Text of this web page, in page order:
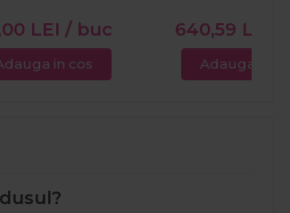
LEI / buc
in cos
640,59 LEI
Adauga in